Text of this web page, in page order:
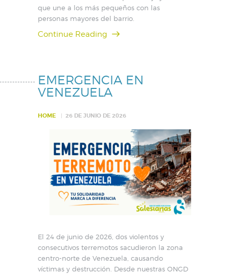
que une a los más pequeños con las
personas mayores del barrio.
Continue Reading
EMERGENCIA EN
VENEZUELA
HOME 26 DE JUNIO DE 2026
El 24 de junio de 2026, dos violentos y
consecutivos terremotos sacudieron la zona
centro-norte de Venezuela, causando
víctimas y destrucción. Desde nuestras ONGD